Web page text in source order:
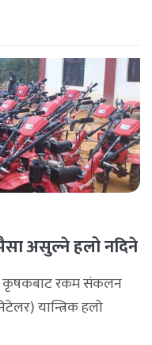
अन्तर्गत शनिबार
असुल्ने हलो नदिने
कृषकबाट रकम संकलन
यान्त्रिक हलो
कृषकहरु चिन्तित